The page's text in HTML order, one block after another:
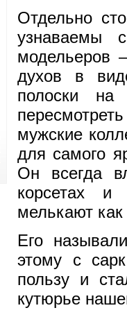
Отдельно
узнаваемы
модельеров
духов в
полоски на
мужские
для самого
Он всегда
корсетах
мелькают
Его
этому с
пользу и
кутюрье